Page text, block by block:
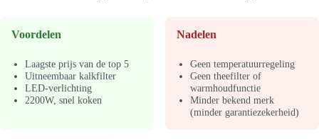
Voordelen
Laagste prijs van de top 5
Uitneembaar kalkfilter
LED-verlichting
2200W, snel koken
Nadelen
Geen temperatuurregeling
Geen theefilter of
warmhoudfunctie
Minder bekend merk
(minder garantiezekerheid)